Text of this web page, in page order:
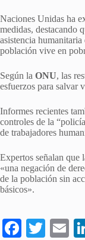
Naciones Unidas ha
medidas, destacando
asistencia
población vive en
Según la ONU, las
esfuerzos para salvar
Informes recientes
controles de la
de trabajadores
Expertos señalan que
«una negación de
de la población sin
básicos».
Fa T
E